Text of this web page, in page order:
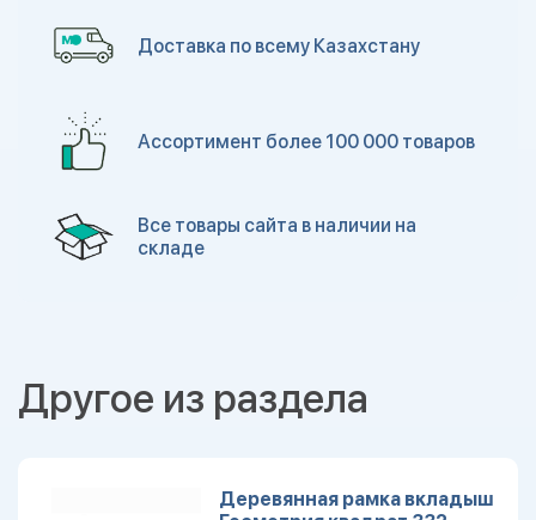
Доставка по всему Казахстану
Ассортимент более 100 000 товаров
Все товары сайта в наличии на
складе
Другое из раздела
Деревянная рамка вкладыш